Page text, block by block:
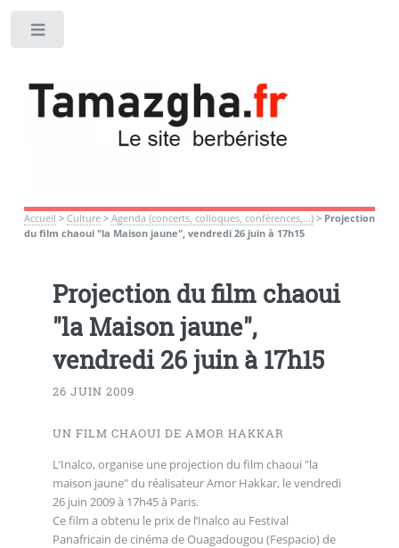
Accueil > Culture> Agenda (concerts, colloques, confèrences,...)> Projection
du film chaoui "la Maison jaune", vendredi 26 juin à 17h15
Projection du film chaoui
"la Maison jaune",
vendredi 26 juin à 17h15
26 JUIN 2009
UN FILM CHAOUI DE AMOR HAKKAR
L’Inalco, organise une projection du film chaoui "la
maison jaune" du réalisateur Amor Hakkar, le vendredi
26 juin 2009 à 17h45 à Paris.
Ce film a obtenu le prix de l’Inalco au Festival
Panafricain de cinéma de Ouagadougou (Fespacio) de